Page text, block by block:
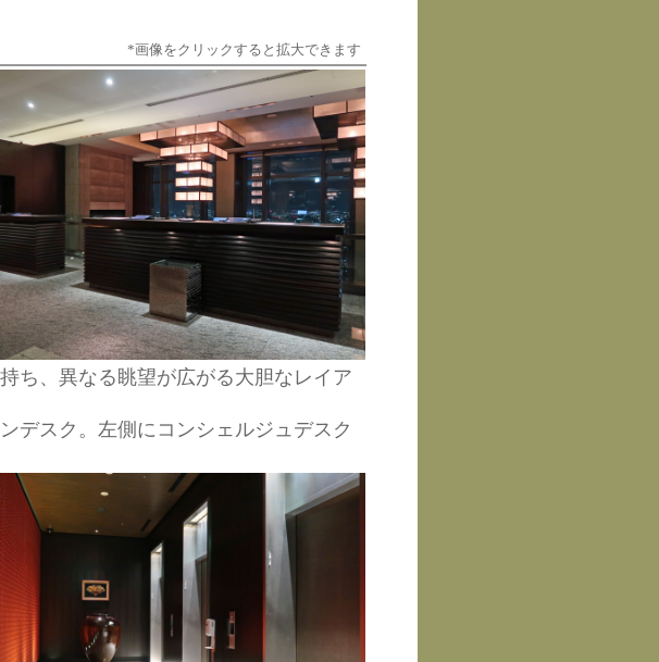
*画像をクリックすると拡大できます
ち、異なる眺望が広がる大胆なレイア
デスク。左側にコンシェルジュデスク